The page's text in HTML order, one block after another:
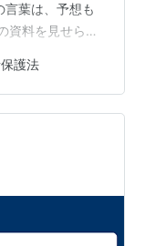
言葉は、予想も
資料を見せられ
士とのやり取
が合わない』 そ
問いを、あえて
黙すること
与し続けるこ
護法